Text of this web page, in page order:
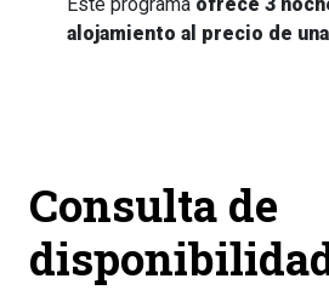
alojamiento al precio de
Consulta de